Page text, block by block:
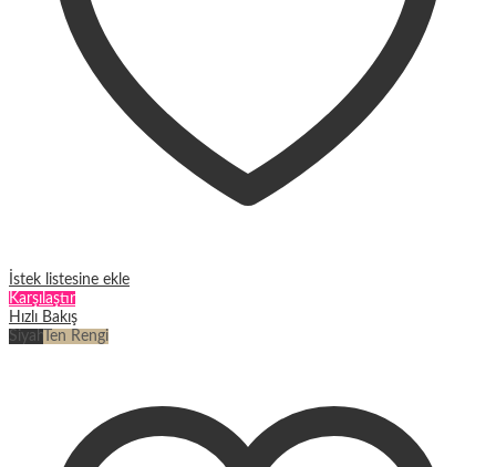
İstek listesine ekle
Karşılaştır
Hızlı Bakış
Siyah Ten Rengi